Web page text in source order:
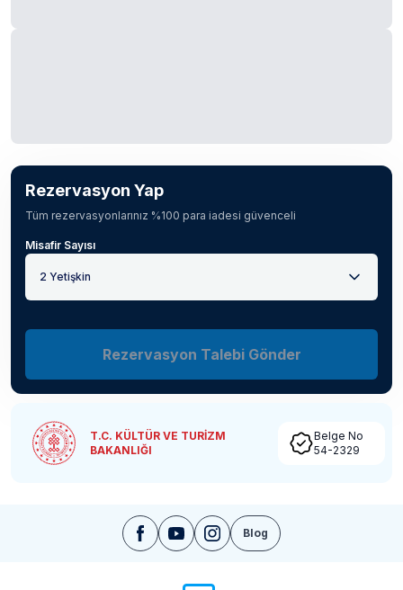
Rezervasyon Yap
Tüm rezervasyonlarınız %100 para iadesi güvenceli
Misafir Sayısı
2 Yetişkin
Rezervasyon Talebi Gönder
T.C. KÜLTÜR VE TURİZM
BAKANLIĞI
Belge No
54-2329
Blog